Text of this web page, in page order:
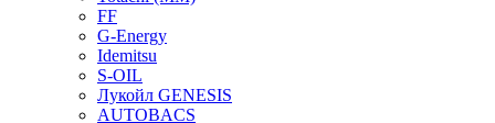
FF
G-Energy
Idemitsu
S-OIL
Лукойл GENESIS
AUTOBACS